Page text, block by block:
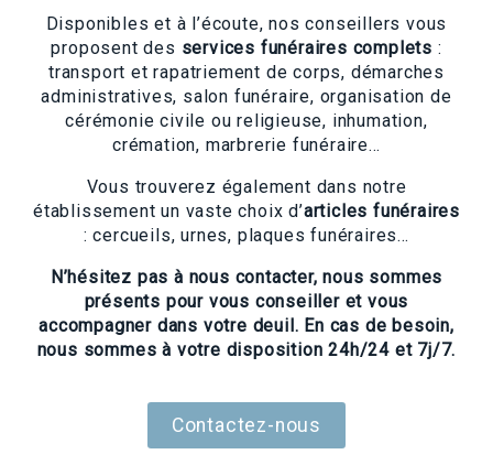
Disponibles et à l’écoute, nos conseillers vous
proposent des services funéraires complets :
transport et rapatriement de corps, démarches
administratives, salon funéraire, organisation de
cérémonie civile ou religieuse, inhumation,
crémation, marbrerie funéraire…
Vous trouverez également dans notre
établissement un vaste choix d’articles funéraires
: cercueils, urnes, plaques funéraires…
N’hésitez pas à nous contacter, nous sommes
présents pour vous conseiller et vous
accompagner dans votre deuil. En cas de besoin,
nous sommes à votre disposition 24h/24 et 7j/7.
Contactez-nous